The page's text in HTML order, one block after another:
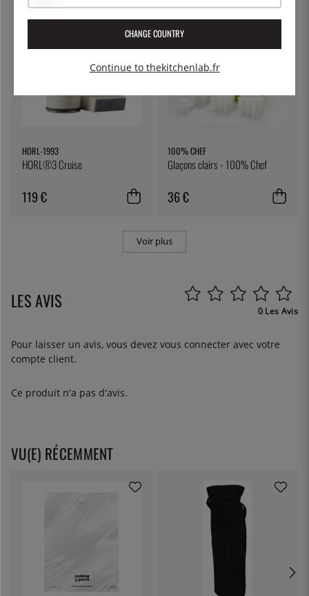
HORL-1993
HORL®3 Cruise
119 €
100% CHEF
Glaçons clairs - 100% Chef
36 €
Voir plus
LES AVIS 0 Les Avis
Pour laisser un avis, vous devez vous connecter avec votre
compte client.
Ce produit n'a pas d'avis.
VU(E) RÉCEMMENT
CHANGE COUNTRY
Continue to thekitchenlab.fr